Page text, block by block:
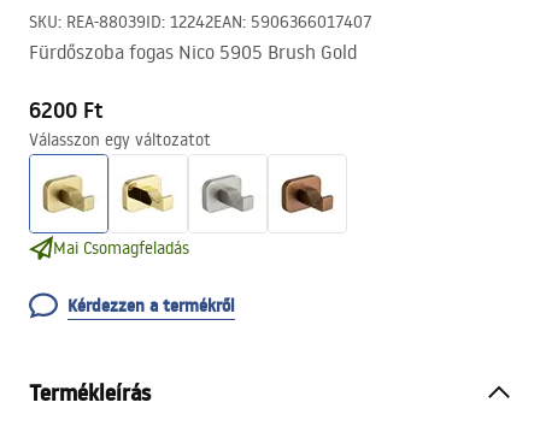
SKU: REA-88039ID: 12242EAN: 5906366017407
Fürdőszoba fogas Nico 5905 Brush Gold
6200 Ft
Válasszon egy változatot
Mai Csomagfeladás
Kérdezzen a termékről
Termékleírás